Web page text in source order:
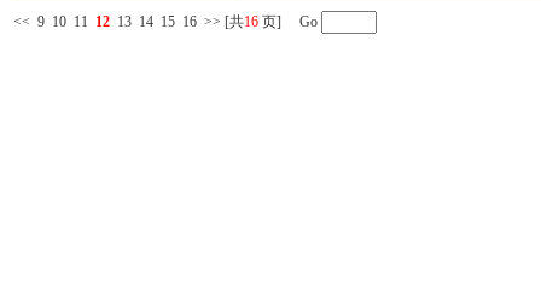
<< 9 10 11 12 13 14 15 16 >> [共16 页] Go